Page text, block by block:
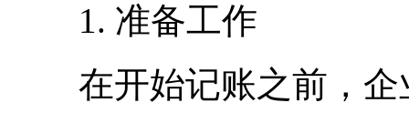
1. 准备工作
在开始记账之前，企